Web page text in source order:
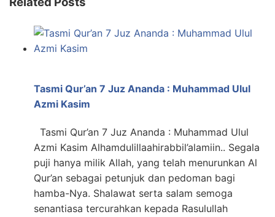
Tasmi Qur’an 7 Juz Ananda : Muhammad Ulul
Azmi Kasim
Tasmi Qur’an 7 Juz Ananda : Muhammad Ulul
Azmi Kasim Alhamdulillaahirabbil’alamiin.. Segala
puji hanya milik Allah, yang telah menurunkan Al
Qur’an sebagai petunjuk dan pedoman bagi
hamba-Nya. Shalawat serta salam semoga
senantiasa tercurahkan kepada Rasulullah